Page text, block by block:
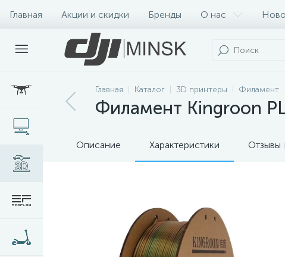
Главная Акции и скидки Бренды О нас
Главная Каталог 3D принтеры Филамент
Филамент Kingroon
Описание Характеристики Отзывы